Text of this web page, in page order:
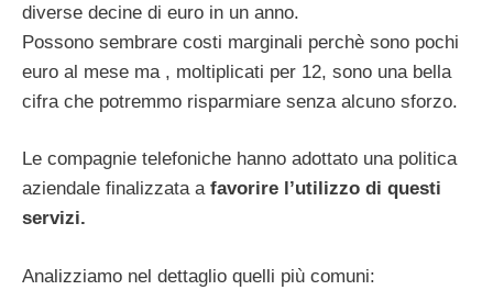
diverse decine di euro in un anno.
Possono sembrare costi marginali perchè sono pochi
euro al mese ma , moltiplicati per 12, sono una bella
cifra che potremmo risparmiare senza alcuno sforzo.
Le compagnie telefoniche hanno adottato una politica
aziendale finalizzata a favorire l’utilizzo di questi
servizi.
Analizziamo nel dettaglio quelli più comuni: